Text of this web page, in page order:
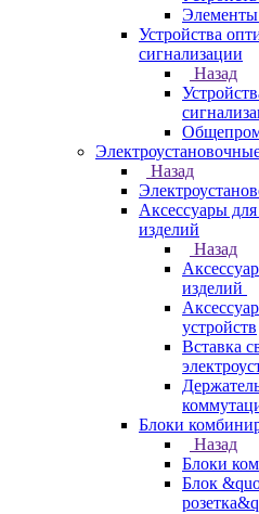
Устройства
сигнализации
Назад
Назад
Аксессуары
изделий
Назад
изделий
устройств
Вставка
Блоки
Назад
Блоки
Блок